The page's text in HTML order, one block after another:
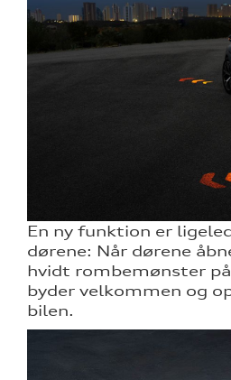
En ny funktion er
dørene: Når dørene
hvidt rombemønster
byder velkommen og
bilen.